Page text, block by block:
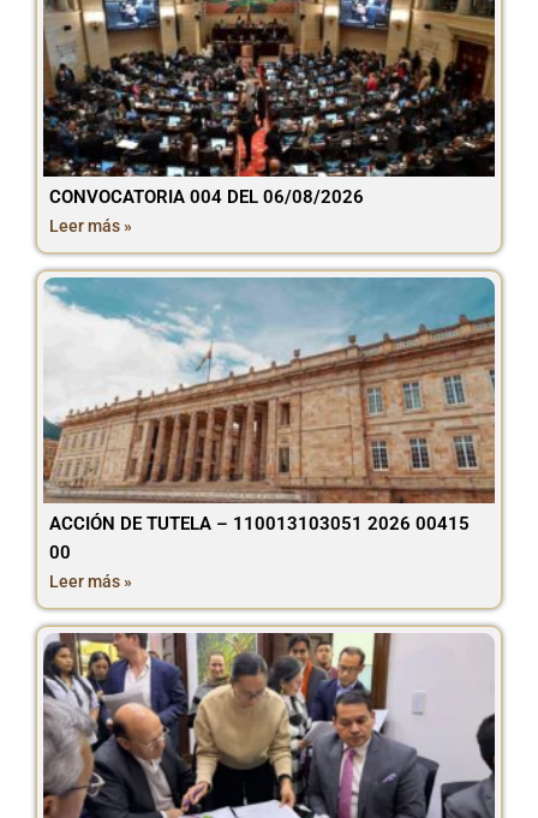
CONVOCATORIA 004 DEL 06/08/2026
Leer más »
ACCIÓN DE TUTELA – 110013103051 2026 00415
00
Leer más »